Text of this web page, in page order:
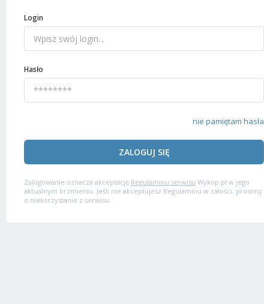
Login
Hasło
nie pamiętam hasła
ZALOGUJ SIĘ
Zalogowanie oznacza akceptację Regulaminu serwisu Wykop.pl w jego
aktualnym brzmieniu. Jeśli nie akceptujesz Regulaminu w całości, prosimy
o niekorzystanie z serwisu.